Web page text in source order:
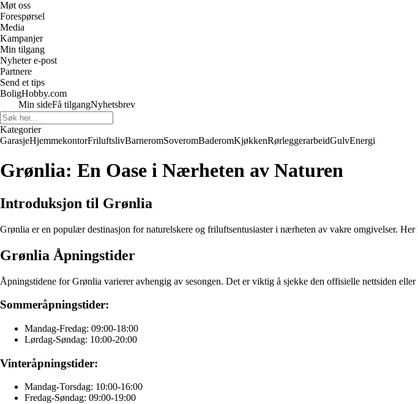
Møt oss
Forespørsel
Media
Kampanjer
Min tilgang
Nyheter e-post
Partnere
Send et tips
BoligHobby.com
Min sideFå tilgangNyhetsbrev
Kategorier
GarasjeHjemmekontorFriluftslivBarneromSoveromBaderomKjøkkenRørleggerarbeidGulvEnergi
Grønlia: En Oase i Nærheten av Naturen
Introduksjon til Grønlia
Grønlia er en populær destinasjon for naturelskere og friluftsentusiaster i nærheten av vakre omgivelser.
Grønlia Åpningstider
Åpningstidene for Grønlia varierer avhengig av sesongen. Det er viktig å sjekke den offisielle nettsiden
Sommeråpningstider:
Mandag-Fredag: 09:00-18:00
Lørdag-Søndag: 10:00-20:00
Vinteråpningstider:
Mandag-Torsdag: 10:00-16:00
Fredag-Søndag: 09:00-19:00